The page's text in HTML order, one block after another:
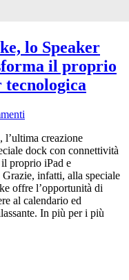
lo Speaker
il proprio
tecnologica
l’ultima creazione
dock con connettività
proprio iPad e
infatti, alla speciale
offre l’opportunità di
al calendario ed
In più per i più